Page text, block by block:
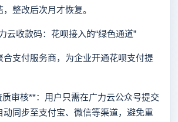
整改后次月才恢复。
收款码：花呗接入的“绿色通道”
支付服务商，为企业开通花呗支付提
核**：用户只需在广力云公众号提交
动同步至支付宝、微信等渠道，避免重